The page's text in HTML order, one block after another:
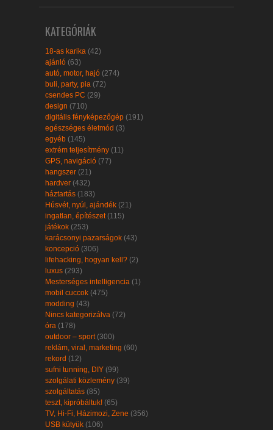
KATEGÓRIÁK
18-as karika (42)
ajánló (63)
autó, motor, hajó (274)
buli, party, pia (72)
csendes PC (29)
design (710)
digitális fényképezőgép (191)
egészséges életmód (3)
egyéb (145)
extrém teljesítmény (11)
GPS, navigáció (77)
hangszer (21)
hardver (432)
háztartás (183)
Húsvét, nyúl, ajándék (21)
ingatlan, építészet(115)
játékok (253)
karácsonyi pazarságok (43)
koncepció (306)
lifehacking, hogyan kell? (2)
luxus (293)
Mesterséges intelligencia (1)
mobil cuccok (475)
modding (43)
Nincs kategorizálva (72)
óra (178)
outdoor – sport(300)
reklám, viral, marketing (60)
rekord (12)
sufni tunning, DIY (99)
szolgálati közlemény (39)
szolgáltatás (85)
teszt, kipróbáltuk! (65)
TV, Hi-Fi, Házimozi, Zene (356)
USB kütyük (106)